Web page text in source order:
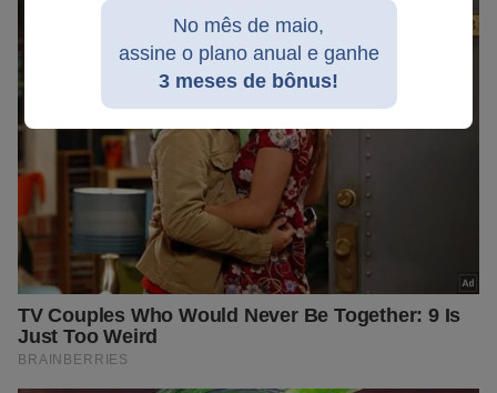
No mês de maio,
assine o plano anual e ganhe
3 meses de bônus!